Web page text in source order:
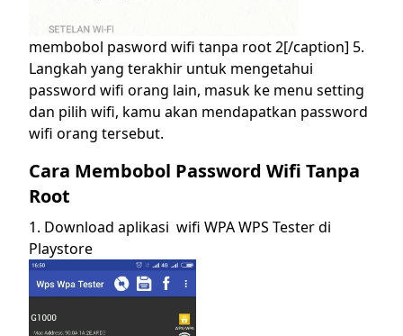
membobol pasword wifi tanpa root 2[/caption] 5.
Langkah yang terakhir untuk mengetahui
password wifi orang lain, masuk ke menu setting
dan pilih wifi, kamu akan mendapatkan password
wifi orang tersebut.
Cara Membobol Password Wifi Tanpa
Root
1. Download aplikasi wifi WPA WPS Tester di
Playstore